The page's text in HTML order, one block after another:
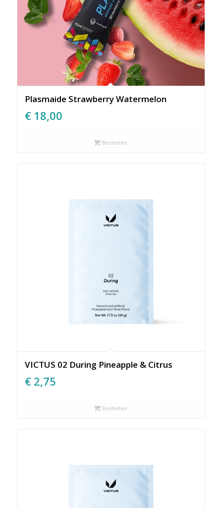
Plasmaide Strawberry Watermelon
€ 18,00
Bestellen
VICTUS 02 During Pineapple & Citrus
€ 2,75
Bestellen